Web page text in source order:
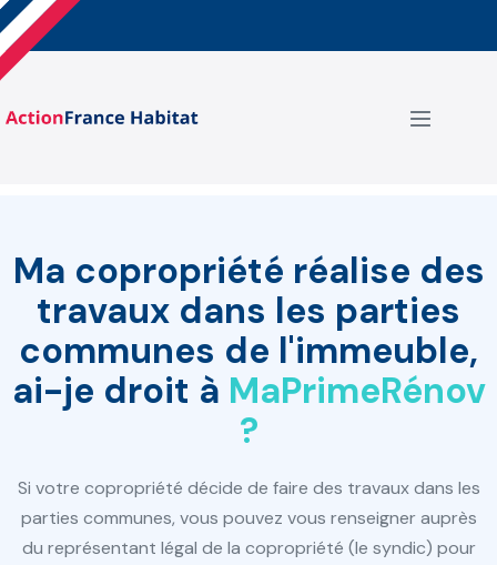
Aller
au
contenu
Ma copropriété réalise des
travaux dans les parties
communes de l'immeuble,
ai-je droit à MaPrimeRénov
?
Si votre copropriété décide de faire des travaux dans les
parties communes, vous pouvez vous renseigner auprès
du représentant légal de la copropriété (le syndic) pour